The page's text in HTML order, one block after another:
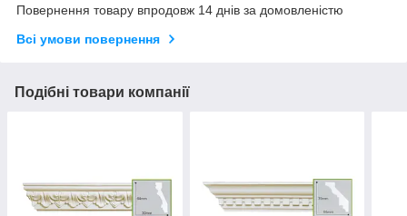
Повернення товару впродовж 14 днів за домовленістю
Всі умови повернення
Подібні товари компанії